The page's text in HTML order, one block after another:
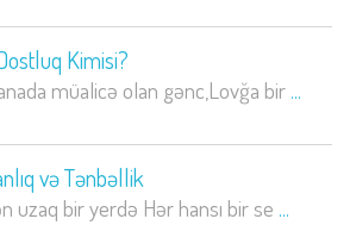
Kimisi?
müalicə olan gənc,Lovğa bir ...
və Tənbəllik
uzaq bir yerdə Hər hansı bir se ...